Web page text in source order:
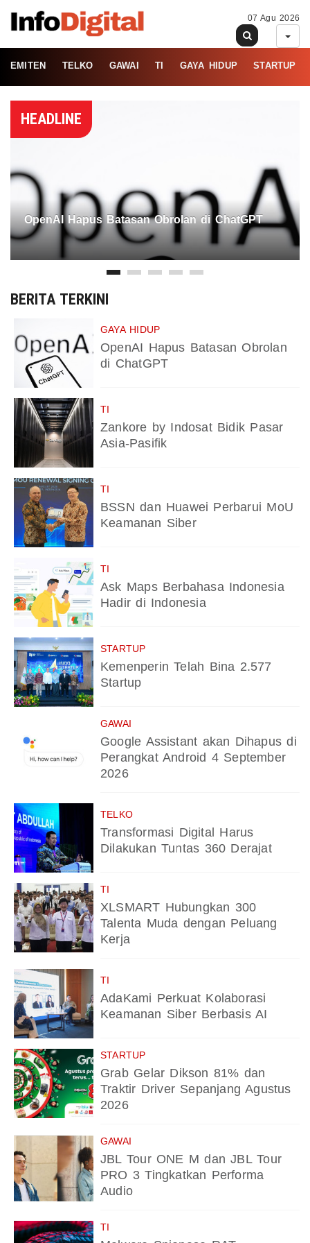
07 Agu 2026
EMITEN TELKO GAWAI TI GAYA HIDUP STARTUP
HEADLINE
OpenAI Hapus Batasan Obrolan di ChatGPT
BERITA TERKINI
GAYA HIDUP
OpenAI Hapus Batasan Obrolan
di ChatGPT
TI
Zankore by Indosat Bidik Pasar
Asia-Pasifik
TI
BSSN dan Huawei Perbarui MoU
Keamanan Siber
TI
Ask Maps Berbahasa Indonesia
Hadir di Indonesia
STARTUP
Kemenperin Telah Bina 2.577
Startup
GAWAI
Google Assistant akan Dihapus di
Perangkat Android 4 September
2026
TELKO
Transformasi Digital Harus
Dilakukan Tuntas 360 Derajat
TI
XLSMART Hubungkan 300
Talenta Muda dengan Peluang
Kerja
TI
AdaKami Perkuat Kolaborasi
Keamanan Siber Berbasis AI
STARTUP
Grab Gelar Dikson 81% dan
Traktir Driver Sepanjang Agustus
2026
GAWAI
JBL Tour ONE M dan JBL Tour
PRO 3 Tingkatkan Performa
Audio
TI